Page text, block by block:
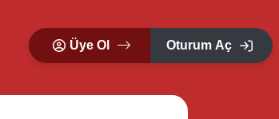
Üye Ol Oturum Aç